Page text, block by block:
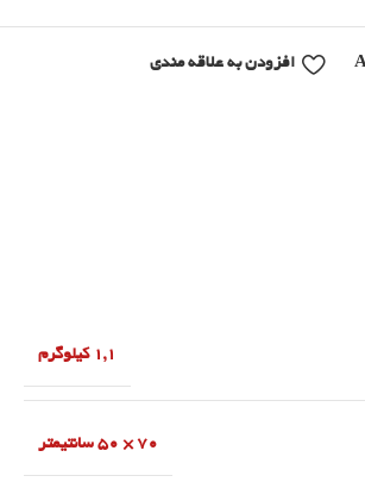
افزودن به علاقه مندی
1,1 کیلوگرم
70 × 50 سانتیمتر